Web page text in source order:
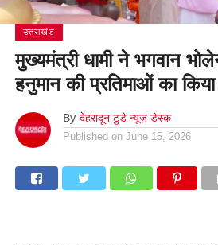
उत्तराखंड
मुख्यमंत्री धामी ने भगवान
हनुमान की प्रतिमाओं का
By देहरादून टुडे न्यूज़ डेस्क
Published on June 15, 2026